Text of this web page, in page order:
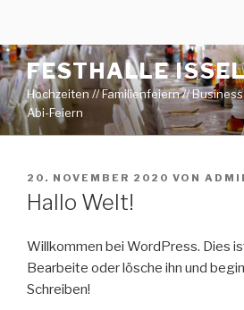
springen
FESTHALLE
Hochzeiten // Familienfeiern //
Abi-Feiern
VERÖFFENTLICHT
AM
20. NOVEMBER 2020 VON
Hallo Welt!
Willkommen bei WordPress. Dies
Bearbeite oder lösche ihn und
Schreiben!